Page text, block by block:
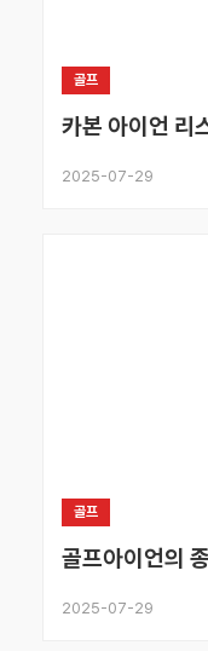
골프
카본 아이언 리
2025-07-29
골프
골프아이언의
2025-07-29